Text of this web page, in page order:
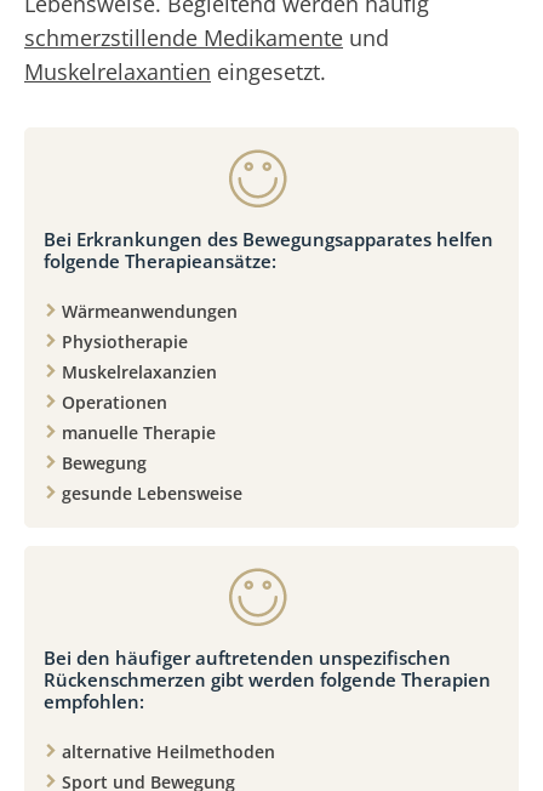
schmerzstillende Medikamente und
Muskelrelaxantien eingesetzt.
Bei Erkrankungen des Bewegungsapparates helfen
folgende Therapieansätze:
Wärmeanwendungen
Physiotherapie
Muskelrelaxanzien
Operationen
manuelle Therapie
Bewegung
gesunde Lebensweise
Bei den häufiger auftretenden unspezifischen
Rückenschmerzen gibt werden folgende Therapien
empfohlen:
alternative Heilmethoden
Sport und Bewegung